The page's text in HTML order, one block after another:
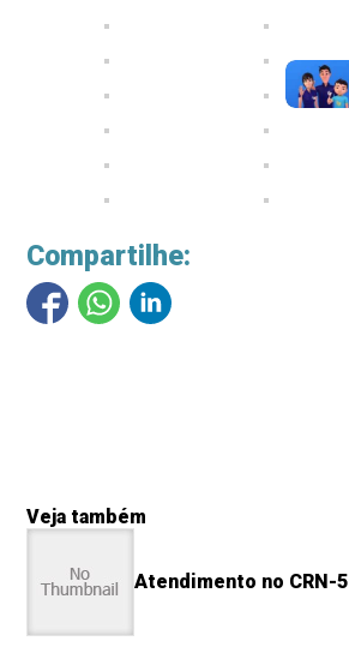
Compartilhe:
Veja também
Atendimento no CRN-5